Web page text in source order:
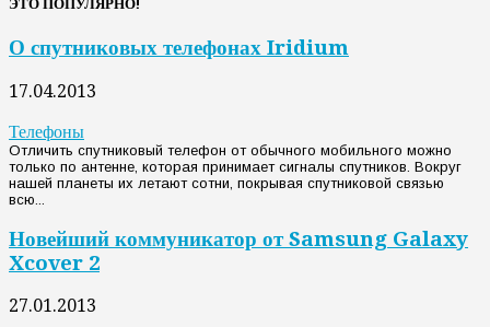
ЭТО ПОПУЛЯРНО!
О спутниковых телефонах Iridium
17.04.2013
Телефоны
Отличить спутниковый телефон от обычного мобильного можно
только по антенне, которая принимает сигналы спутников. Вокруг
нашей планеты их летают сотни, покрывая спутниковой связью
всю...
Новейший коммуникатор от Samsung Galaxy
Xcover 2
27.01.2013